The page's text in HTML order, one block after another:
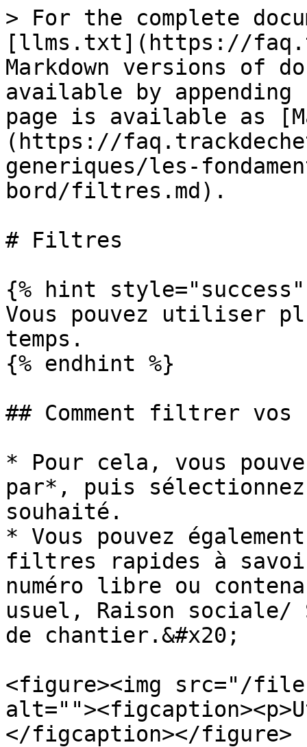
> For the complete
[llms.txt](https://
Markdown versions of
available by
page is available as
(https://
generiques/les-
bord/filtres.md).
# Filtres
{% hint style="success"
Vous pouvez utiliser
temps.
{% endhint %}
## Comment filtrer vos
* Pour cela, vous
par*, puis
souhaité.
* Vous pouvez
filtres rapides à
numéro libre ou
usuel, Raison sociale/
de chantier.&#x20;
<figure><img src="/files/
</figcaption></figure>